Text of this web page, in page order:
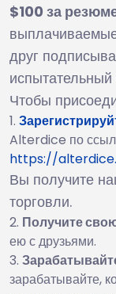
$100 за
друг
испытательный
Чтобы
Alterdice по
https://
Вы получите
торговли.
Получите
ею с друзьями.
зарабатывайте,